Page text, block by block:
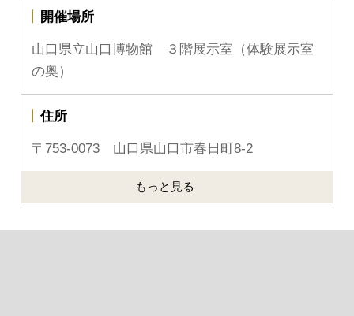
開催場所
山口県立山口博物館 ３階展示室（体験展示室
の奥）
住所
〒753-0073 山口県山口市春日町8-2
もっと見る